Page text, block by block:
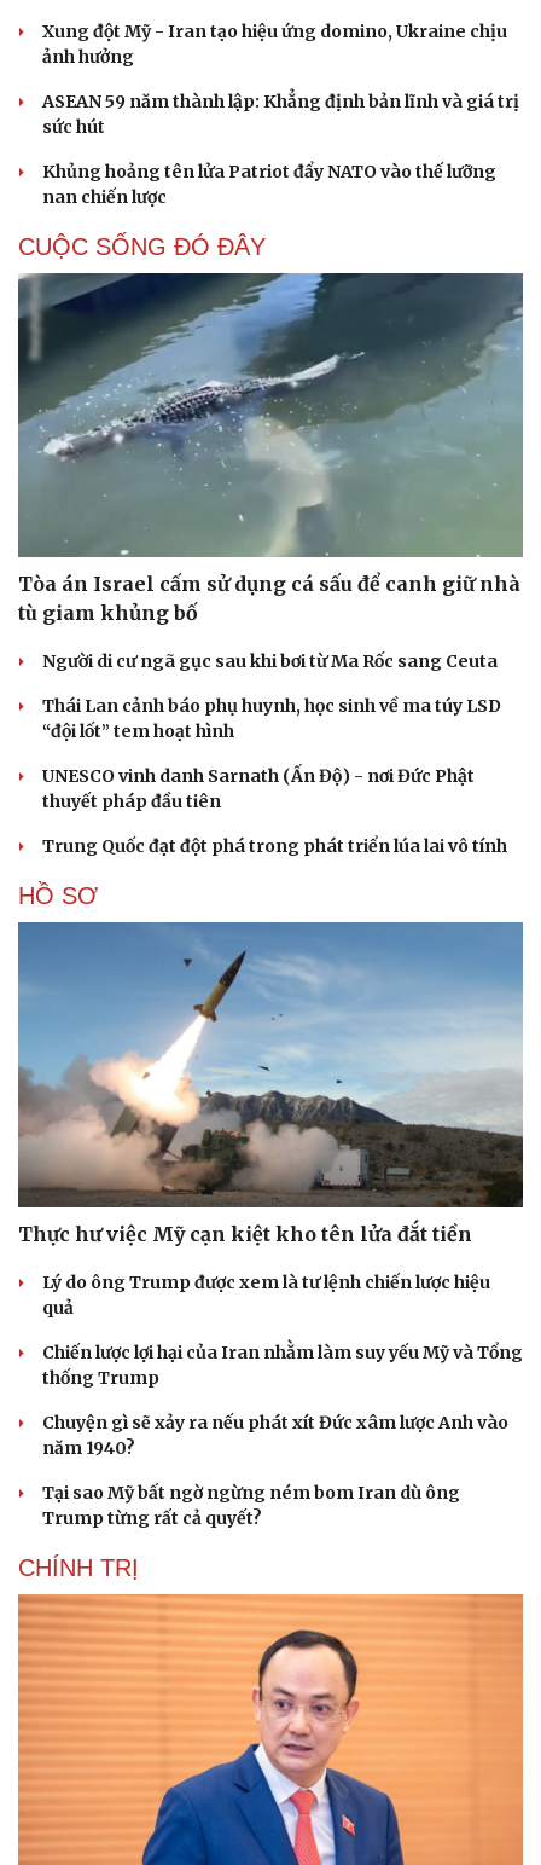
Xung đột Mỹ - Iran tạo hiệu ứng domino, Ukraine chịu
ảnh hưởng
ASEAN 59 năm thành lập: Khẳng định bản lĩnh và giá trị
sức hút
Khủng hoảng tên lửa Patriot đẩy NATO vào thế lưỡng
nan chiến lược
CUỘC SỐNG ĐÓ ĐÂY
Tòa án Israel cấm sử dụng cá sấu để canh giữ nhà
tù giam khủng bố
Người di cư ngã gục sau khi bơi từ Ma Rốc sang Ceuta
Thái Lan cảnh báo phụ huynh, học sinh về ma túy LSD
“đội lốt” tem hoạt hình
UNESCO vinh danh Sarnath (Ấn Độ) - nơi Đức Phật
thuyết pháp đầu tiên
Trung Quốc đạt đột phá trong phát triển lúa lai vô tính
HỒ SƠ
Thực hư việc Mỹ cạn kiệt kho tên lửa đắt tiền
Lý do ông Trump được xem là tư lệnh chiến lược hiệu
quả
Chiến lược lợi hại của Iran nhằm làm suy yếu Mỹ và Tổng
thống Trump
Chuyện gì sẽ xảy ra nếu phát xít Đức xâm lược Anh vào
năm 1940?
Tại sao Mỹ bất ngờ ngừng ném bom Iran dù ông
Trump từng rất cả quyết?
CHÍNH TRỊ